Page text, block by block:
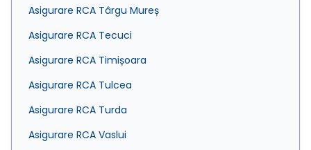
Asigurare RCA Târgu Mureș
Asigurare RCA Tecuci
Asigurare RCA Timișoara
Asigurare RCA Tulcea
Asigurare RCA Turda
Asigurare RCA Vaslui